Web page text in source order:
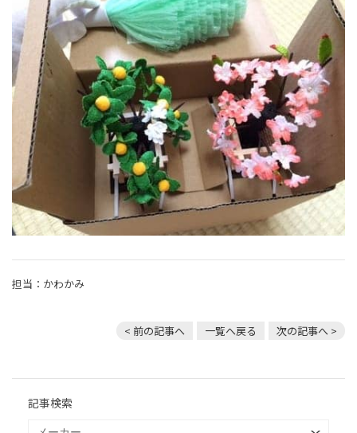
担当：かわかみ
< 前の記事へ 一覧へ戻る 次の記事へ >
記事検索